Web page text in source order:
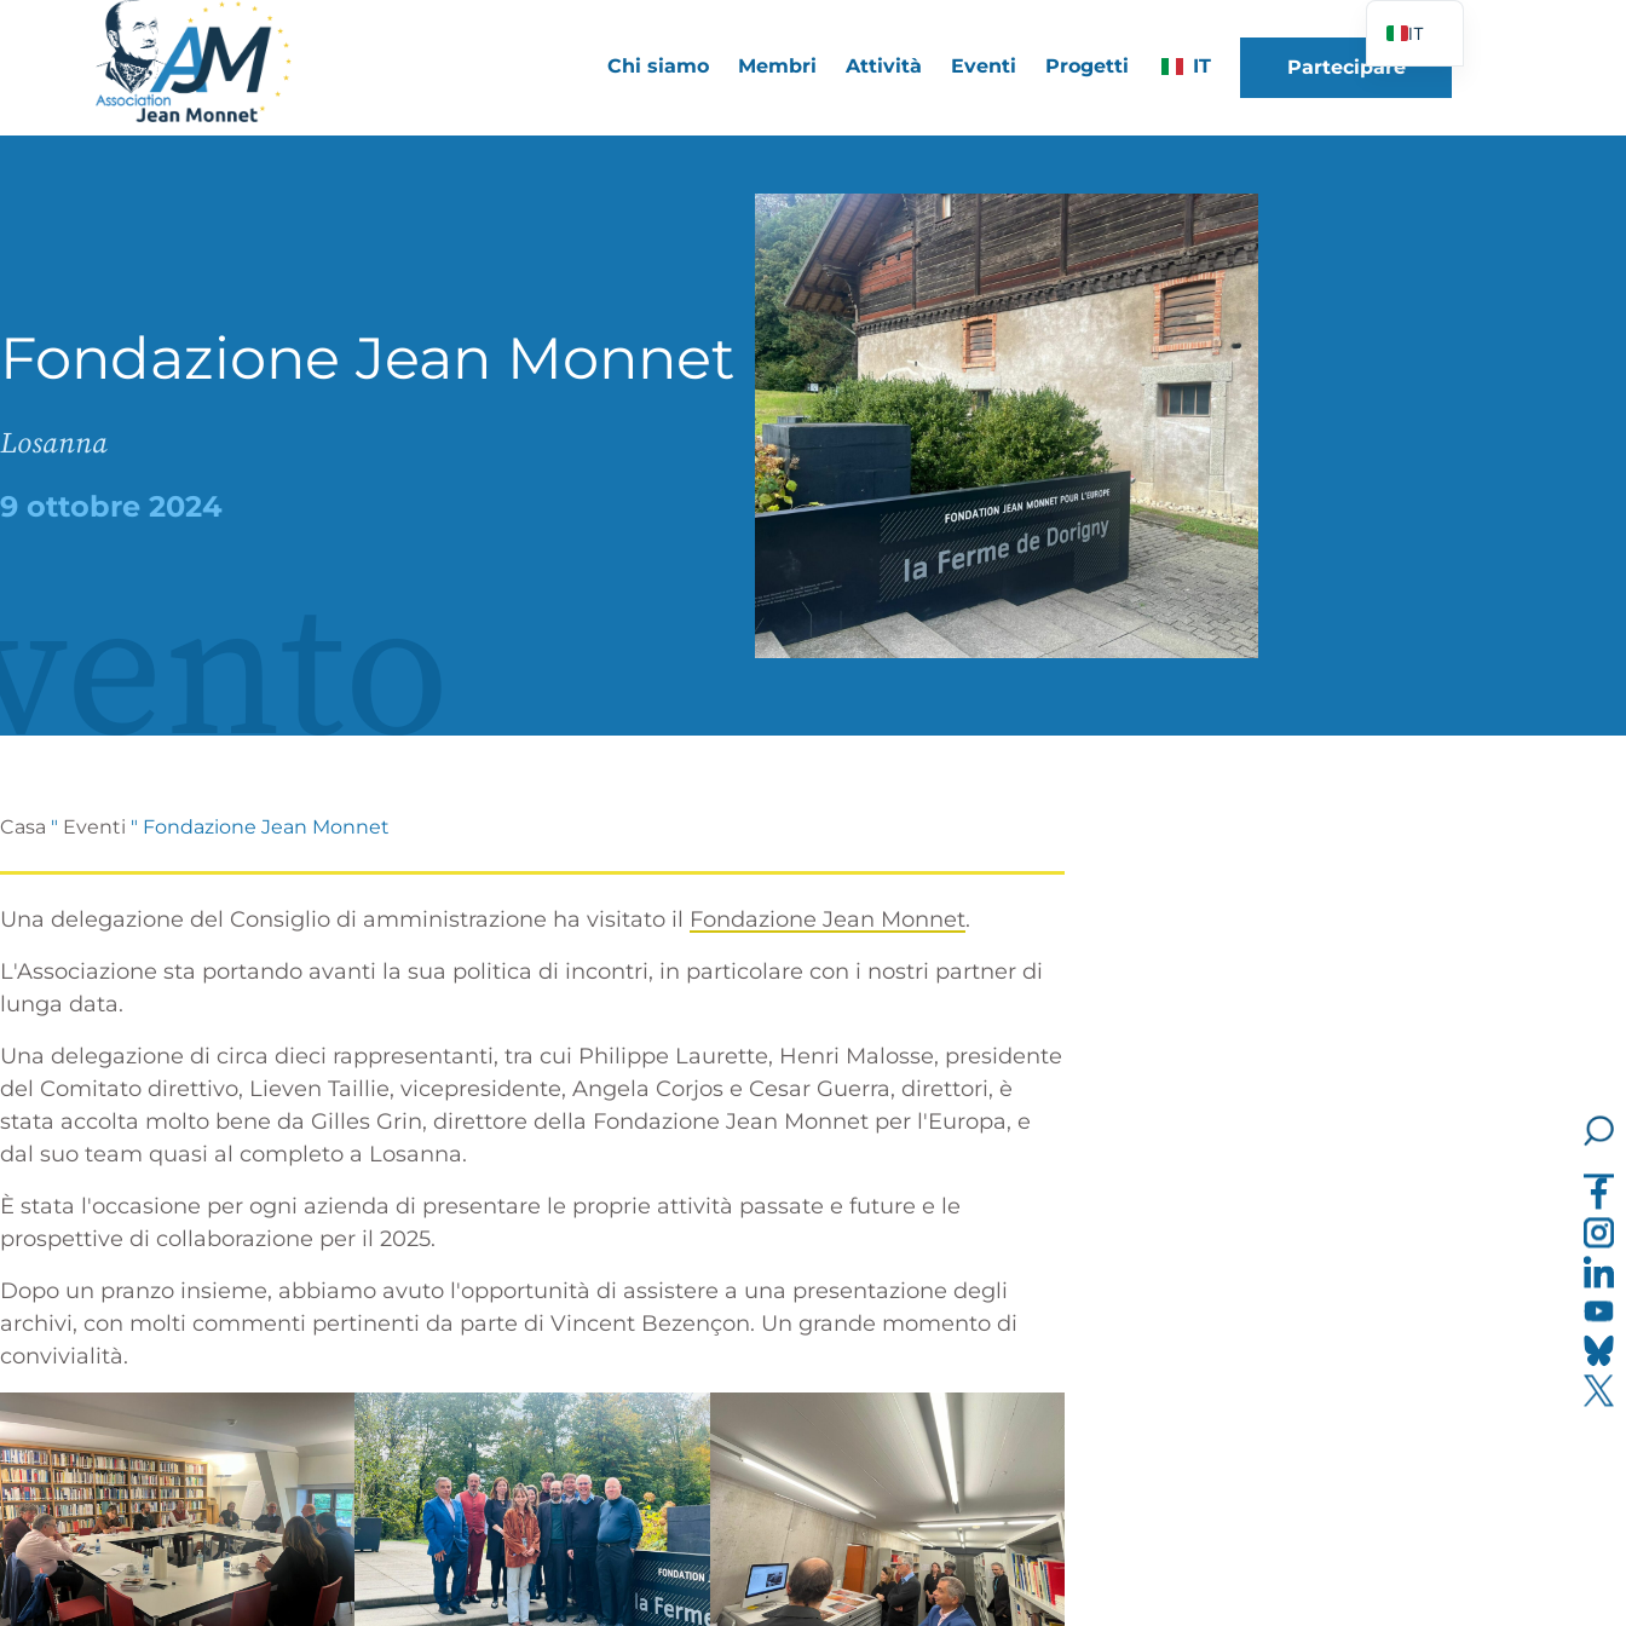
Chi siamo Membri Attività Eventi Progetti IT Partecipare
Fondazione Jean Monnet
Losanna
9 ottobre 2024
Casa " Eventi " Fondazione Jean Monnet
Una delegazione del Consiglio di amministrazione ha visitato il Fondazione Jean Monnet.
L'Associazione sta portando avanti la sua politica di incontri, in particolare con i nostri partner di
lunga data.
Una delegazione di circa dieci rappresentanti, tra cui Philippe Laurette, Henri Malosse, presidente
del Comitato direttivo, Lieven Taillie, vicepresidente, Angela Corjos e Cesar Guerra, direttori, è
stata accolta molto bene da Gilles Grin, direttore della Fondazione Jean Monnet per l'Europa, e
dal suo team quasi al completo a Losanna.
È stata l'occasione per ogni azienda di presentare le proprie attività passate e future e le
prospettive di collaborazione per il 2025.
Dopo un pranzo insieme, abbiamo avuto l'opportunità di assistere a una presentazione degli
archivi, con molti commenti pertinenti da parte di Vincent Bezençon. Un grande momento di
convivialità.
IT
FR